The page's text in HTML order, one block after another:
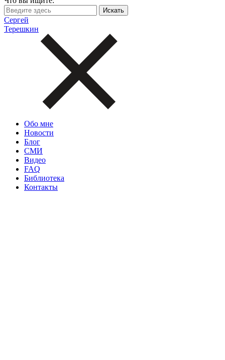
Сергей
Терешкин
Обо мне
Новости
Блог
СМИ
Видео
FAQ
Библиотека
Контакты